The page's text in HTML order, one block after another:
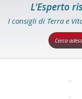
L'Esperto
I consigli di Terra e
Cerca